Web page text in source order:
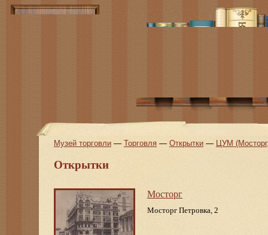
Музей торговли — Торговля — Открытки — ЦУМ
Открытки
Мосторг
Мосторг Петровка, 2